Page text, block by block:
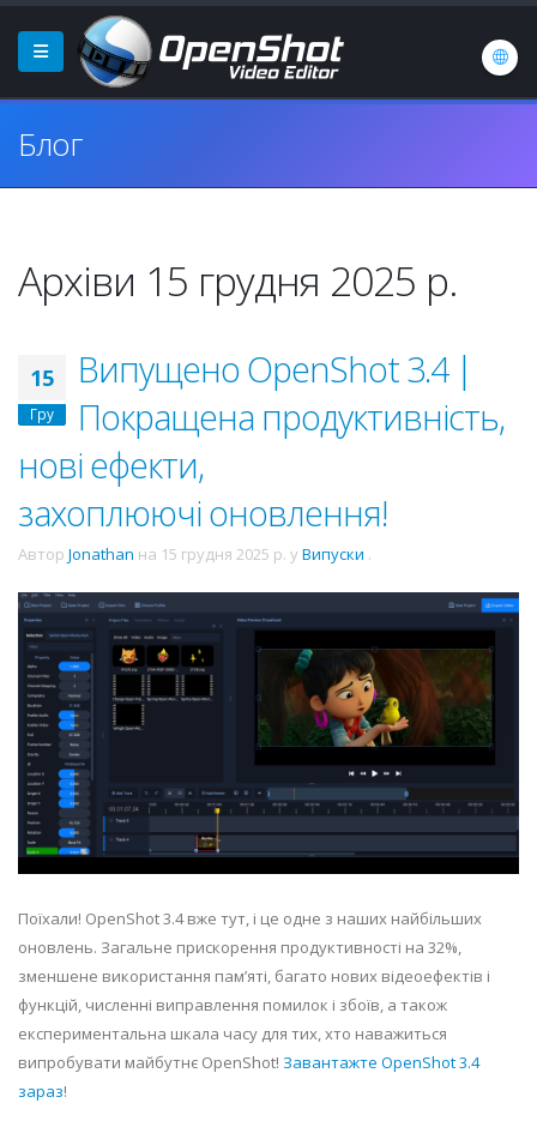
Блог
Архіви 15 грудня 2025 р.
15
Гру
Випущено OpenShot 3.4 |
Покращена продуктивність,
нові ефекти,
захоплюючі оновлення!
Автор Jonathan на 15 грудня 2025 р. у Випуски .
Поїхали! OpenShot 3.4 вже тут, і це одне з наших найбільших
оновлень. Загальне прискорення продуктивності на 32%,
зменшене використання пам’яті, багато нових відеоефектів і
функцій, численні виправлення помилок і збоїв, а також
експериментальна шкала часу для тих, хто наважиться
випробувати майбутнє OpenShot! Завантажте OpenShot 3.4
зараз!